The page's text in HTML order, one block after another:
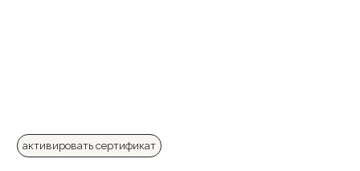
активировать сертификат